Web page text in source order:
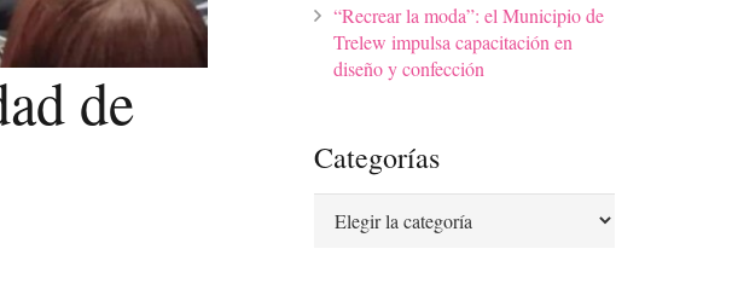
de
“Recrear la moda”: el Municipio de
Trelew impulsa capacitación en
diseño y confección
Categorías